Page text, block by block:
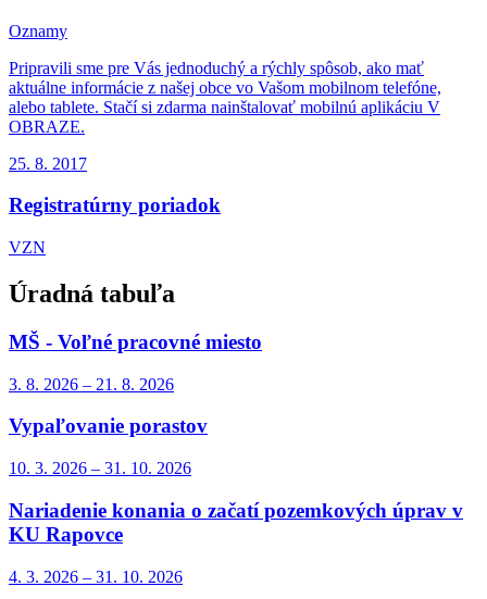
Oznamy
Pripravili sme pre Vás jednoduchý a rýchly spôsob, ako mať
aktuálne informácie z našej obce vo Vašom mobilnom telefóne,
alebo tablete. Stačí si zdarma nainštalovať mobilnú aplikáciu V
OBRAZE.
25. 8. 2017
Registratúrny poriadok
VZN
Úradná tabuľa
MŠ - Voľné pracovné miesto
3. 8. 2026 – 21. 8. 2026
Vypaľovanie porastov
10. 3. 2026 – 31. 10. 2026
Nariadenie konania o začatí pozemkových úprav v
KU Rapovce
4. 3. 2026 – 31. 10. 2026